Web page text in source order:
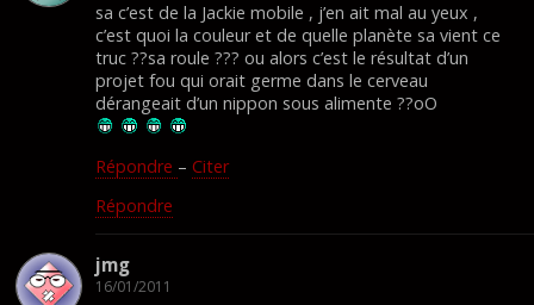
sa c’est de la Jackie mobile , j’en ait mal au yeux ,
c’est quoi la couleur et de quelle planète sa vient ce
truc ??sa roule ??? ou alors c’est le résultat d’un
projet fou qui orait germe dans le cerveau
dérangeait d’un nippon sous alimente ??oO
Répondre – Citer
Répondre
jmg
16/01/2011